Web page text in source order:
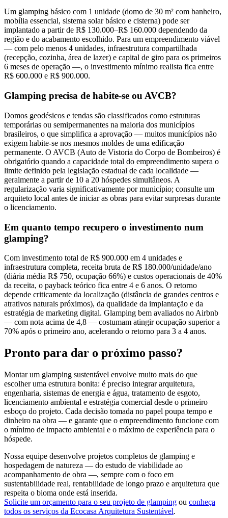
Um glamping básico com 1 unidade (domo de 30 m² com banheiro,
mobília essencial, sistema solar básico e cisterna) pode ser
implantado a partir de R$ 130.000–R$ 160.000 dependendo da
região e do acabamento escolhido. Para um empreendimento viável
— com pelo menos 4 unidades, infraestrutura compartilhada
(recepção, cozinha, área de lazer) e capital de giro para os primeiros
6 meses de operação —, o investimento mínimo realista fica entre
R$ 600.000 e R$ 900.000.
Glamping precisa de habite-se ou AVCB?
Domos geodésicos e tendas são classificados como estruturas
temporárias ou semipermanentes na maioria dos municípios
brasileiros, o que simplifica a aprovação — muitos municípios não
exigem habite-se nos mesmos moldes de uma edificação
permanente. O AVCB (Auto de Vistoria do Corpo de Bombeiros) é
obrigatório quando a capacidade total do empreendimento supera o
limite definido pela legislação estadual de cada localidade —
geralmente a partir de 10 a 20 hóspedes simultâneos. A
regularização varia significativamente por município; consulte um
arquiteto local antes de iniciar as obras para evitar surpresas durante
o licenciamento.
Em quanto tempo recupero o investimento num
glamping?
Com investimento total de R$ 900.000 em 4 unidades e
infraestrutura completa, receita bruta de R$ 180.000/unidade/ano
(diária média R$ 750, ocupação 66%) e custos operacionais de 40%
da receita, o payback teórico fica entre 4 e 6 anos. O retorno
depende criticamente da localização (distância de grandes centros e
atrativos naturais próximos), da qualidade da implantação e da
estratégia de marketing digital. Glamping bem avaliados no Airbnb
— com nota acima de 4,8 — costumam atingir ocupação superior a
70% após o primeiro ano, acelerando o retorno para 3 a 4 anos.
Pronto para dar o próximo passo?
Montar um glamping sustentável envolve muito mais do que
escolher uma estrutura bonita: é preciso integrar arquitetura,
engenharia, sistemas de energia e água, tratamento de esgoto,
licenciamento ambiental e estratégia comercial desde o primeiro
esboço do projeto. Cada decisão tomada no papel poupa tempo e
dinheiro na obra — e garante que o empreendimento funcione com
o mínimo de impacto ambiental e o máximo de experiência para o
hóspede.
Nossa equipe desenvolve projetos completos de glamping e
hospedagem de natureza — do estudo de viabilidade ao
acompanhamento de obra —, sempre com o foco em
sustentabilidade real, rentabilidade de longo prazo e arquitetura que
respeita o bioma onde está inserida.
Solicite um orçamento para o seu projeto de glamping ou conheça
todos os serviços da Ecocasa Arquitetura Sustentável.